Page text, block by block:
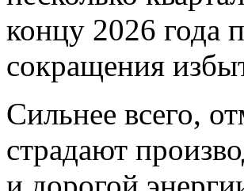
концу 2026 года
сокращения
Сильнее всего,
страдают